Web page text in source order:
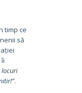
timp ce
să
locuri
.